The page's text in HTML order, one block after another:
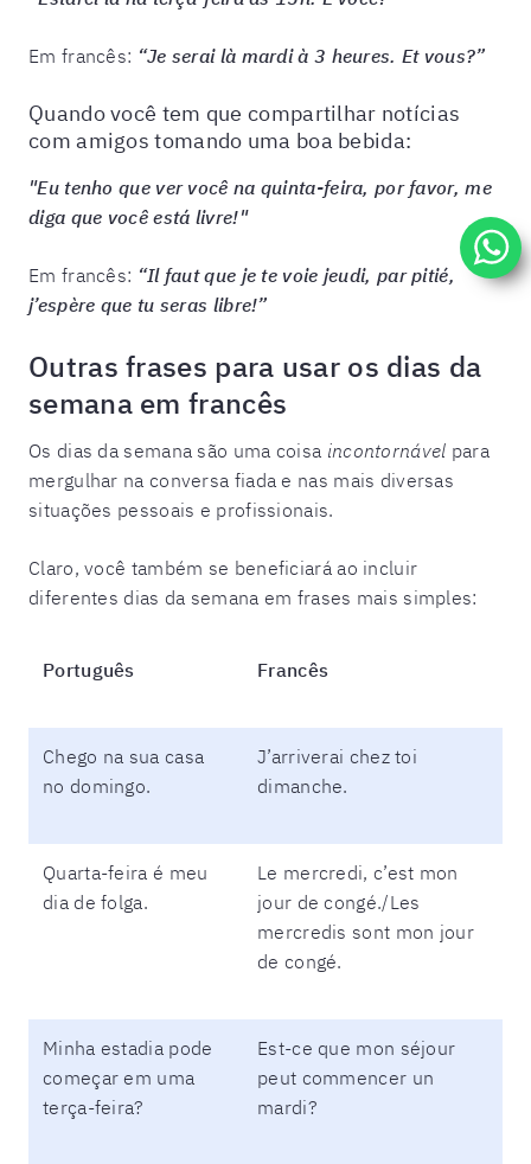
Em francês: “Je serai là mardi à 3 heures. Et vous?”
Quando você tem que compartilhar notícias
com amigos tomando uma boa bebida:
"Eu tenho que ver você na quinta-feira, por favor, me
diga que você está livre!"
Em francês: “Il faut que je te voie jeudi, par pitié,
j’espère que tu seras libre!”
Outras frases para usar os dias da
semana em francês
Os dias da semana são uma coisa incontornável para
mergulhar na conversa fiada e nas mais diversas
situações pessoais e profissionais.
Claro, você também se beneficiará ao incluir
diferentes dias da semana em frases mais simples:
Português Francês
Chego na sua casa
no domingo.
J’arriverai chez toi
dimanche.
Quarta-feira é meu
dia de folga.
Le mercredi, c’est mon
jour de congé./Les
mercredis sont mon jour
de congé.
Minha estadia pode
começar em uma
terça-feira?
Est-ce que mon séjour
peut commencer un
mardi?